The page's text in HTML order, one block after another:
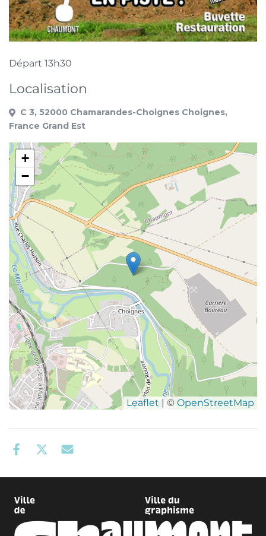
Départ 13h30
Localisation
C 3, 52000 Chamarandes-Choignes Choignes,
France Grand Est
+
−
Leaflet| © OpenStreetMap